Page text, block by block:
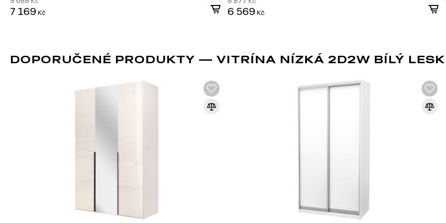
7 169 Kč 6 569 Kč
DOPORUČENÉ PRODUKTY — VITRÍNA NÍZKÁ 2D2W BÍLÝ